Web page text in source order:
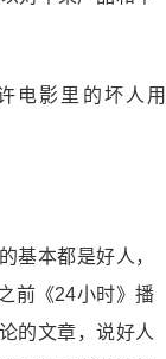
基本都是好人，
前《24小时》播
的文章，说好人